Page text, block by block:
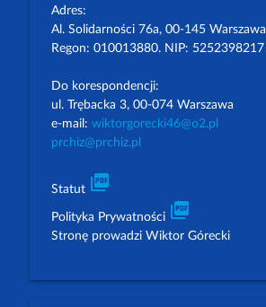
Adres:
Al. Solidarności 76a, 00-145 Warszawa
Regon: 010013880. NIP: 5252398217
Do korespondencji:
ul. Trębacka 3, 00-074 Warszawa
e-mail: wiktorgorecki46@o2.pl
prchiz@prchiz.pl
Statut picture_as_pdf
Polityka Prywatności picture_as_pdf
Stronę prowadzi Wiktor Górecki